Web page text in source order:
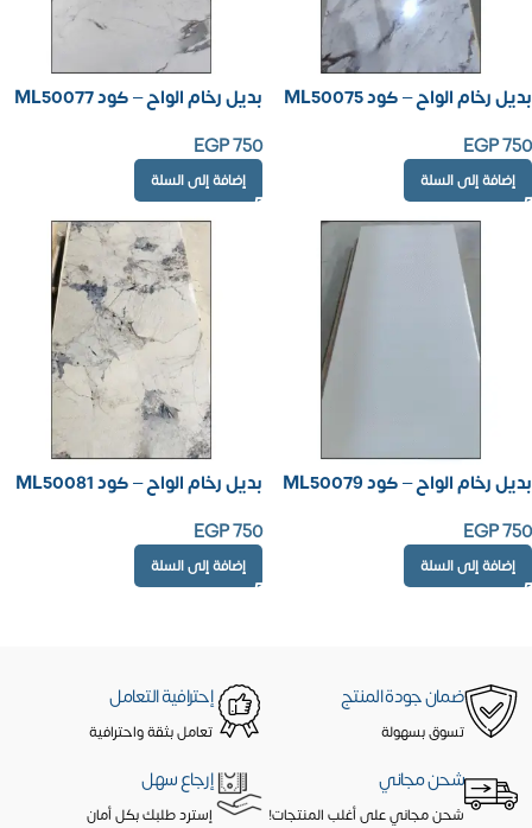
بديل رخام الواح – كود ML50075
EGP750
إضافة إلى السلة
بديل رخام الواح – كود ML50077
EGP750
إضافة إلى السلة
بديل رخام الواح – كود ML50079
EGP750
إضافة إلى السلة
بديل رخام الواح – كود ML50081
EGP750
إضافة إلى السلة
ضمان جودة المنتج
تسوق بسهولة
إحترافية التعامل
تعامل بثقة واحترافية
شحن مجاني
شحن مجاني على أغلب المنتجات!
إرجاع سهل
إسترد طلبك بكل أمان